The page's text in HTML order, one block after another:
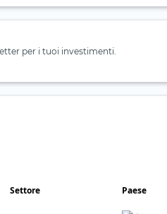
per i tuoi investimenti.
Settore Paese